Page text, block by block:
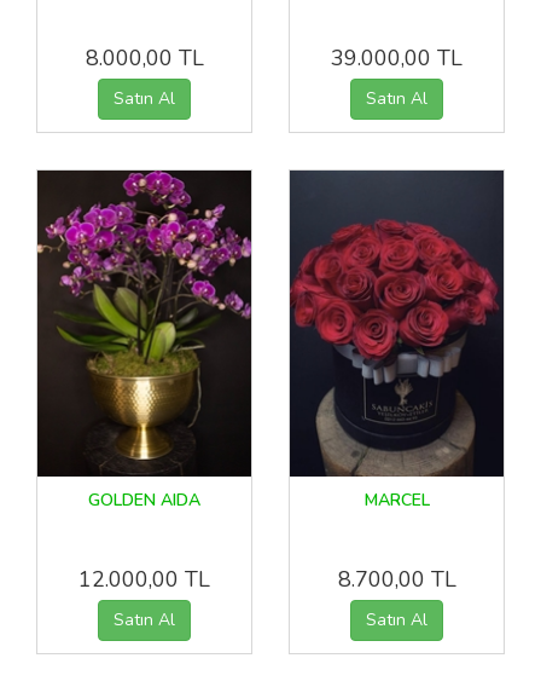
8.000,00 TL 39.000,00 TL
GOLDEN AIDA
12.000,00 TL
MARCEL
8.700,00 TL